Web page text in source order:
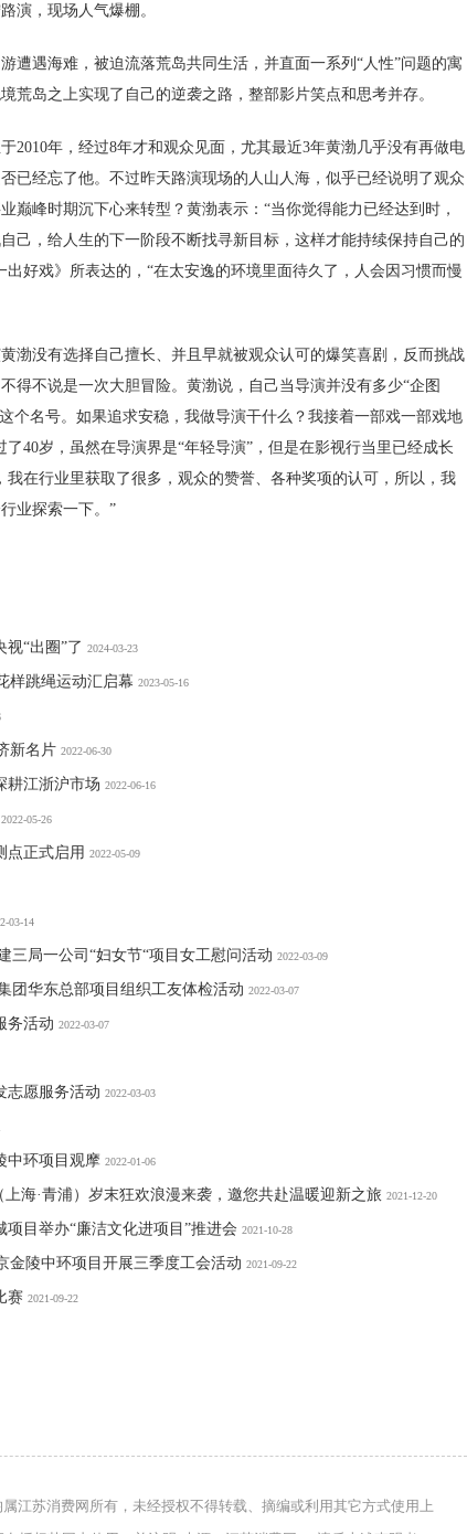
演，现场人气爆棚。
遭遇海难，被迫流落荒岛共同生活，并直面一系列“人性”问题的寓
荒岛之上实现了自己的逆袭之路，整部影片笑点和思考并存。
2010年，经过8年才和观众见面，尤其最近3年黄渤几乎没有再做电
已经忘了他。不过昨天路演现场的人山人海，似乎已经说明了观众
巅峰时期沉下心来转型？黄渤表示：“当你觉得能力已经达到时，
己，给人生的下一阶段不断找寻新目标，这样才能持续保持自己的
好戏》所表达的，“在太安逸的环境里面待久了，人会因习惯而慢
渤没有选择自己擅长、并且早就被观众认可的爆笑喜剧，反而挑战
得不说是一次大胆冒险。黄渤说，自己当导演并没有多少“企图
个名号。如果追求安稳，我做导演干什么？我接着一部戏一部戏地
40岁，虽然在导演界是“年轻导演”，但是在影视行当里已经成长
在行业里获取了很多，观众的赞誉、各种奖项的认可，所以，我
业探索一下。”
“出圈”了 2024-03-23
样跳绳运动汇启幕 2023-05-16
新名片 2022-06-30
耕江浙沪市场 2022-06-16
2022-05-26
点正式启用 2022-05-09
03-14
局一公司“妇女节“项目女工慰问活动 2022-03-09
华东总部项目组织工友体检活动 2022-03-07
务活动 2022-03-07
志愿服务活动 2022-03-03
中环项目观摩 2022-01-06
海·青浦）岁末狂欢浪漫来袭，邀您共赴温暖迎新之旅 2021-12-20
目举办“廉洁文化进项目”推进会 2021-10-28
陵中环项目开展三季度工会活动 2021-09-22
赛 2021-09-22
江苏消费网所有，未经授权不得转载、摘编或利用其它方式使用上